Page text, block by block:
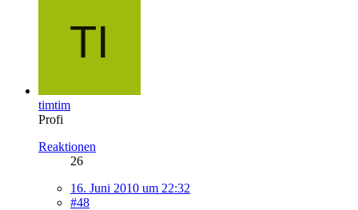
timtim
Profi
Reaktionen
26
16. Juni 2010 um 22:32
#48